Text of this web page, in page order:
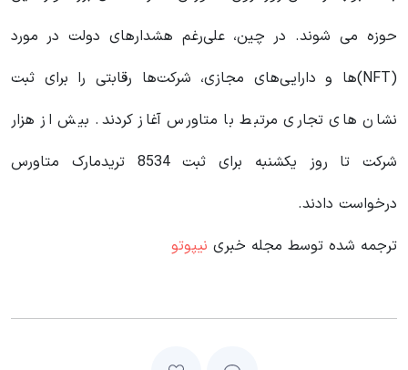
حوزه می شوند. در چین، علی‌رغم هشدارهای دولت در مورد
(NFT)ها و دارایی‌های مجازی، شرکت‌ها رقابتی را برای ثبت
نشان های تجاری مرتبط با متاورس آغاز کردند. بیش از هزار
شرکت تا روز یکشنبه برای ثبت 8534 تریدمارک متاورس
درخواست دادند.
ترجمه شده توسط مجله خبری نیپوتو